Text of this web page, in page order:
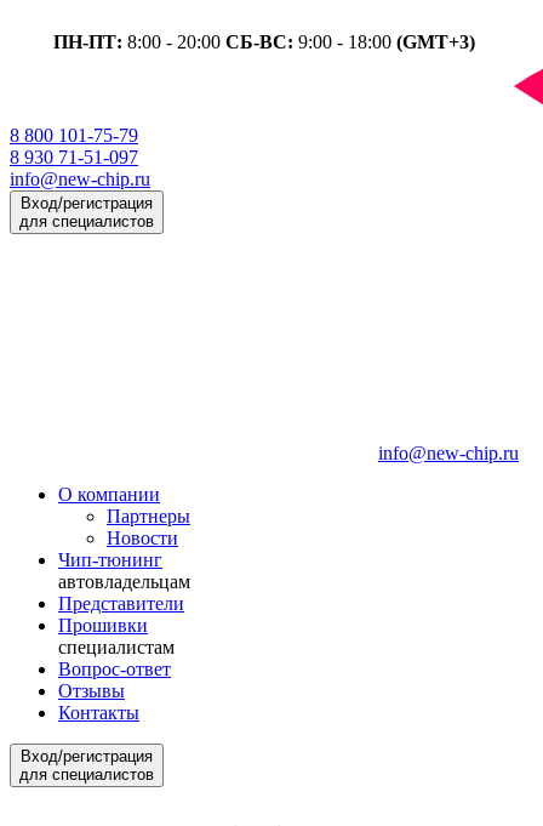
ПН-ПТ: 8:00 - 20:00 СБ-ВС: 9:00 - 18:00 (GMT+3)
8 800 101-75-79
8 930 71-51-097
info@new-chip.ru
Вход/регистрация
для специалистов
info@new-chip.ru
О компании
Партнеры
Новости
Чип-тюнинг
автовладельцам
Представители
Прошивки
специалистам
Вопрос-ответ
Отзывы
Контакты
Вход/регистрация
для специалистов